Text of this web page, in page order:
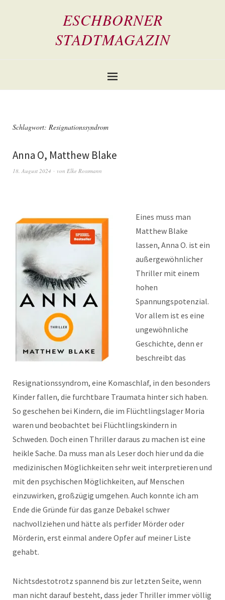
ESCHBORNER
STADTMAGAZIN
Schlagwort: Resignationssyndrom
Anna O, Matthew Blake
18. August 2024 von Elke Rossmann
Eines muss man
Matthew Blake
lassen, Anna O. ist ein
außergewöhnlicher
Thriller mit einem
hohen
Spannungspotenzial.
Vor allem ist es eine
ungewöhnliche
Geschichte, denn er
beschreibt das
Resignationssyndrom, eine Komaschlaf, in den besonders
Kinder fallen, die furchtbare Traumata hinter sich haben.
So geschehen bei Kindern, die im Flüchtlingslager Moria
waren und beobachtet bei Flüchtlingskindern in
Schweden. Doch einen Thriller daraus zu machen ist eine
heikle Sache. Da muss man als Leser doch hier und da die
medizinischen Möglichkeiten sehr weit interpretieren und
mit den psychischen Möglichkeiten, auf Menschen
einzuwirken, großzügig umgehen. Auch konnte ich am
Ende die Gründe für das ganze Debakel schwer
nachvollziehen und hätte als perfider Mörder oder
Mörderin, erst einmal andere Opfer auf meiner Liste
gehabt.
Nichtsdestotrotz spannend bis zur letzten Seite, wenn
man nicht darauf besteht, dass jeder Thriller immer völlig